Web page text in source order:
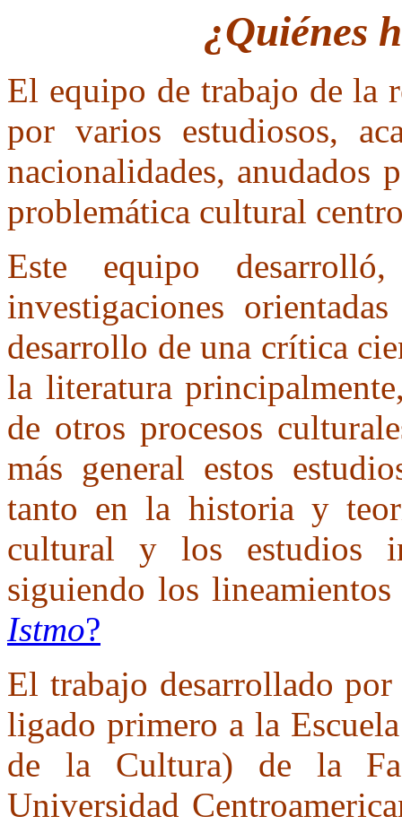
¿Quiénes
El equipo de trabajo de la
por varios estudiosos,
nacionalidades, anudados
problemática cultural
Este equipo
investigaciones
desarrollo de una crítica
la literatura
de otros procesos
más general estos
tanto en la historia y
cultural y los estudios
siguiendo los
Istmo?
El trabajo desarrollado
ligado primero a la
de la Cultura) de la
Universidad